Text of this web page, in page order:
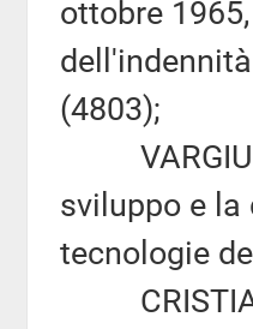
ottobre
(4803);
VARGIU
sviluppo e
tecnologie
CRISTIAN